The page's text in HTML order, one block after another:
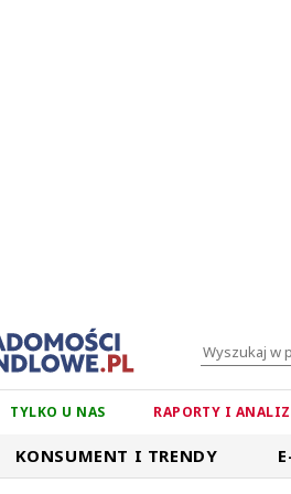
TYLKO U NAS RAPORTY I
KONSUMENT I TRENDY